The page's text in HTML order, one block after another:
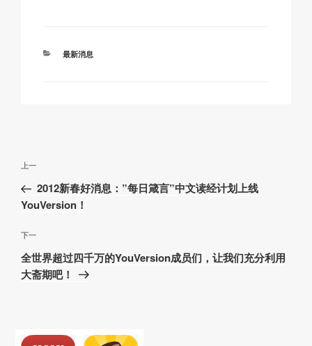
k
分
最新消息
文
导
上
一
篇
章
上一
2012新春好消息：”每日箴言”中文读经计划上线
YouVersion！
下
一
篇
下一
全世界超过四千万的YouVersion成员们，让我们充分利用
大斋期吧！